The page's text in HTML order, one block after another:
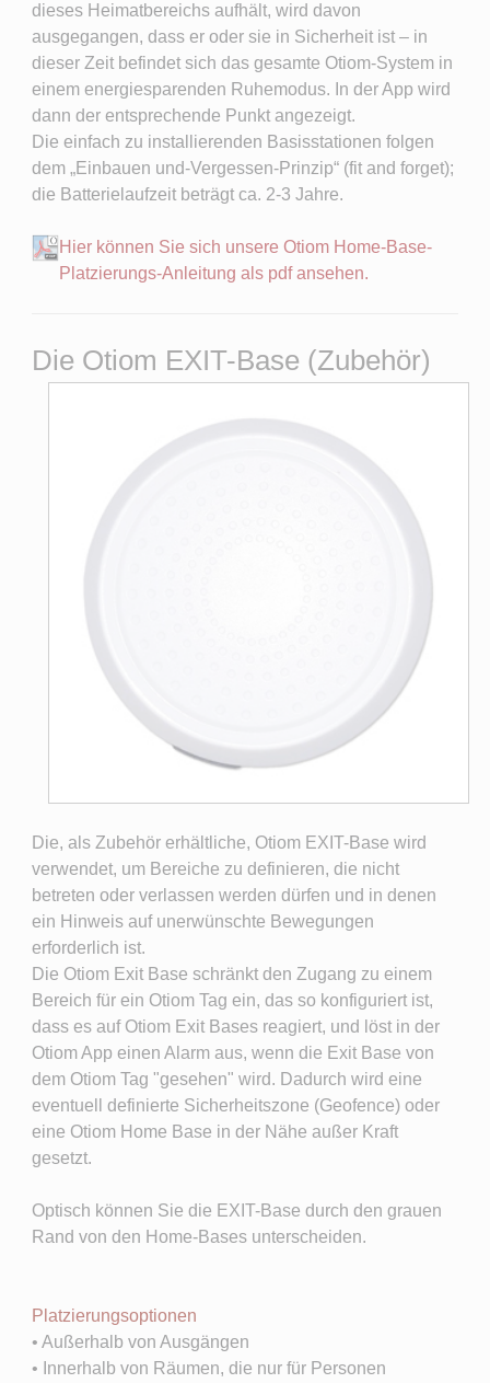
dieses Heimatbereichs aufhält, wird davon
ausgegangen, dass er oder sie in Sicherheit ist – in
dieser Zeit befindet sich das gesamte Otiom-System in
einem energiesparenden Ruhemodus. In der App wird
dann der entsprechende Punkt angezeigt.
Die einfach zu installierenden Basisstationen folgen
dem „Einbauen und-Vergessen-Prinzip“ (fit and forget);
die Batterielaufzeit beträgt ca. 2-3 Jahre.
Hier können Sie sich unsere Otiom Home-Base-
Platzierungs-Anleitung als pdf ansehen.
Die Otiom EXIT-Base (Zubehör)
Die, als Zubehör erhältliche, Otiom EXIT-Base wird
verwendet, um Bereiche zu definieren, die nicht
betreten oder verlassen werden dürfen und in denen
ein Hinweis auf unerwünschte Bewegungen
erforderlich ist.
Die Otiom Exit Base schränkt den Zugang zu einem
Bereich für ein Otiom Tag ein, das so konfiguriert ist,
dass es auf Otiom Exit Bases reagiert, und löst in der
Otiom App einen Alarm aus, wenn die Exit Base von
dem Otiom Tag "gesehen" wird. Dadurch wird eine
eventuell definierte Sicherheitszone (Geofence) oder
eine Otiom Home Base in der Nähe außer Kraft
gesetzt.
Optisch können Sie die EXIT-Base durch den grauen
Rand von den Home-Bases unterscheiden.
Platzierungsoptionen
• Außerhalb von Ausgängen
• Innerhalb von Räumen, die nur für Personen